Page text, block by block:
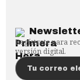
Regístrate para
versión digital.